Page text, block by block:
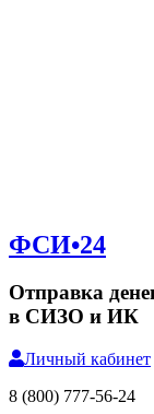
ФСИ•24
Отправка
в СИЗО и ИК
Личный кабинет
8 (800) 777-56-24